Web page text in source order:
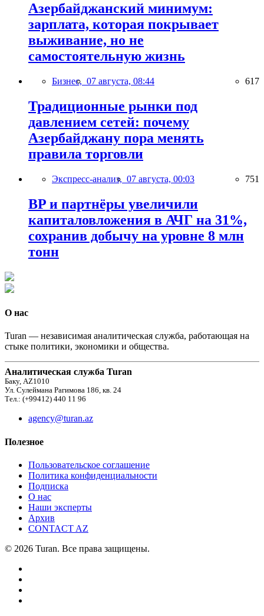
Азербайджанский минимум:
зарплата, которая покрывает
выживание, но не
самостоятельную жизнь
Бизнес, 07 августа, 08:44 617
Традиционные рынки под
давлением сетей: почему
Азербайджану пора менять
правила торговли
Экспресс-анализ, 07 августа, 00:03 751
BP и партнёры увеличили
капиталовложения в АЧГ на 31%,
сохранив добычу на уровне 8 млн
тонн
О нас
Turan — независимая аналитическая служба, работающая на
стыке политики, экономики и общества.
Аналитическая служба Turan
Баку, AZ1010
Ул. Сулеймана Рагимова 186, кв. 24
Тел.: (+99412) 440 11 96
agency@turan.az
Полезное
Пользовательское соглашение
Политика конфиденциальности
Подписка
О нас
Наши эксперты
Архив
CONTACT AZ
© 2026 Turan. Все права защищены.